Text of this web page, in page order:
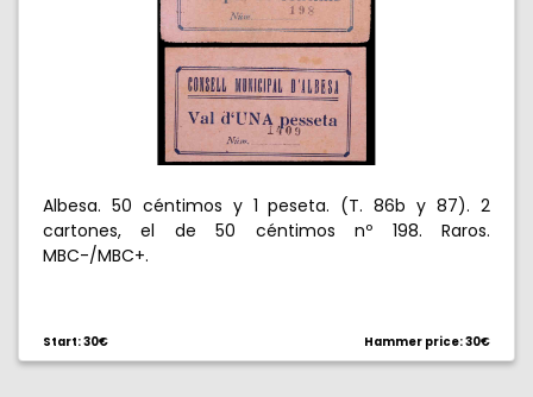
Albesa. 50 céntimos y 1 peseta. (T. 86b y 87). 2
cartones, el de 50 céntimos nº 198. Raros.
MBC-/MBC+.
Start: 30€ Hammer price: 30€